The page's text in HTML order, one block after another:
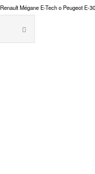
Renault Mégane E-Tech o Peugeot E-